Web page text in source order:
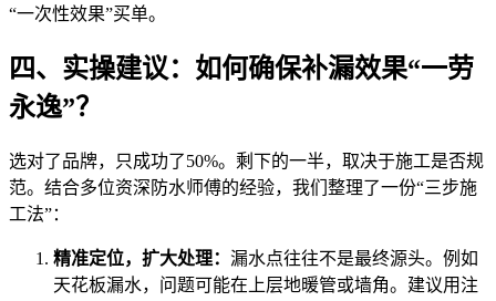
“一次性效果”买单。
四、实操建议：如何确保补漏效果“一劳
永逸”？
选对了品牌，只成功了50%。剩下的一半，取决于施工是否规
范。结合多位资深防水师傅的经验，我们整理了一份“三步施
工法”：
精准定位，扩大处理： 漏水点往往不是最终源头。例如
天花板漏水，问题可能在上层地暖管或墙角。建议用注